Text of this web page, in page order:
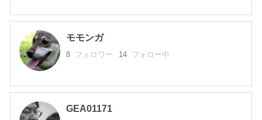
モモンガ
8 フォロワー 14 フォロー中
GEA01171